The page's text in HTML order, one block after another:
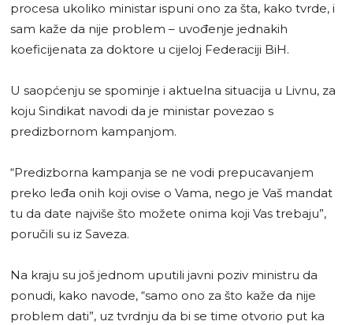
procesa ukoliko ministar ispuni ono za šta, kako tvrde, i
sam kaže da nije problem – uvođenje jednakih
koeficijenata za doktore u cijeloj Federaciji BiH.
U saopćenju se spominje i aktuelna situacija u Livnu, za
koju Sindikat navodi da je ministar povezao s
predizbornom kampanjom.
“Predizborna kampanja se ne vodi prepucavanjem
preko leđa onih koji ovise o Vama, nego je Vaš mandat
tu da date najviše što možete onima koji Vas trebaju”,
poručili su iz Saveza.
Na kraju su još jednom uputili javni poziv ministru da
ponudi, kako navode, “samo ono za što kaže da nije
problem dati”, uz tvrdnju da bi se time otvorio put ka